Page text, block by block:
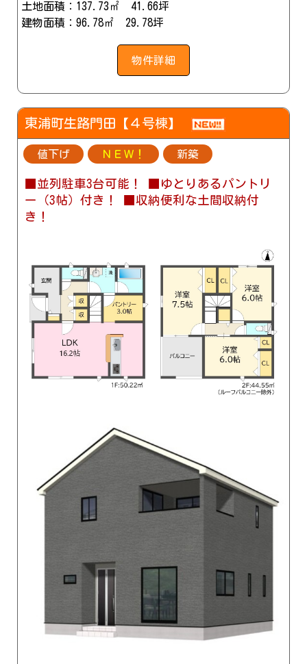
土地面積：137.73㎡ 41.66坪
建物面積：96.78㎡ 29.78坪
物件詳細
東浦町生路門田【４号棟】
値下げ ＮＥＷ！ 新築
■並列駐車3台可能！ ■ゆとりあるパントリ
ー（3帖）付き！ ■収納便利な土間収納付
き！